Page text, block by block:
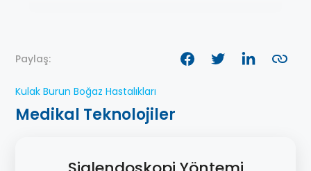
Paylaş:
Kulak Burun Boğaz Hastalıkları
Medikal Teknolojiler